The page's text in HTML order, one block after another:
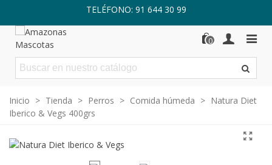
TELÉFONO: 91 644 30 99
0
Inicio > Tienda > Perros > Comida húmeda > Natura Diet
Iberico & Vegs 400grs